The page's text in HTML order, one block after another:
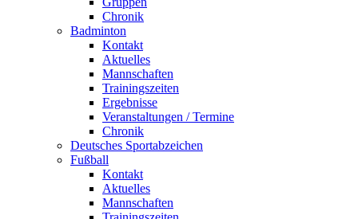
Chronik
Badminton
Kontakt
Aktuelles
Mannschaften
Trainingszeiten
Ergebnisse
Veranstaltungen / Termine
Chronik
Deutsches Sportabzeichen
Fußball
Kontakt
Aktuelles
Mannschaften